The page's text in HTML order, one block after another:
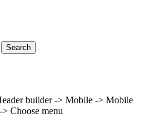
Search
builder -> Mobile -> Mobile
Choose menu